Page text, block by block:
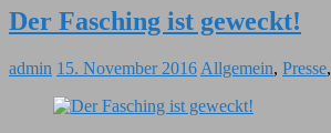
Der Fasching ist geweckt!
admin 15. November 2016 Allgemein, Presse,